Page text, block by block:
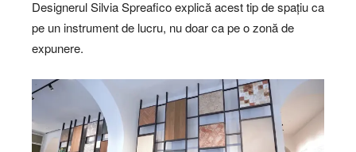
Designerul Silvia Spreafico explică acest tip de spațiu ca
pe un instrument de lucru, nu doar ca pe o zonă de
expunere.